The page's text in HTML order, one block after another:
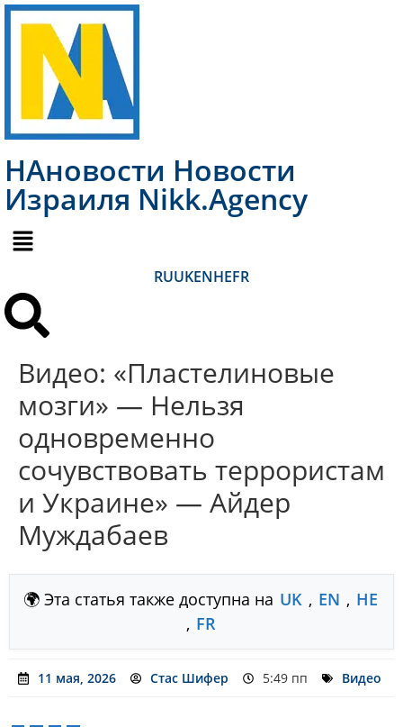
НАновости Новости
Израиля Nikk.Agency
RUUKENHEFR
Видео: «Пластелиновые
мозги» — Нельзя
одновременно
сочувствовать террористам
и Украине» — Айдер
Муждабаев
🌍 Эта статья также доступна на UK , EN , HE
, FR
11 мая, 2026 Стас Шифер 5:49 пп Видео